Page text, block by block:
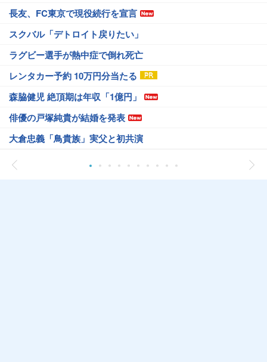
長友、FC東京で現役続行を宣言
スクバル「デトロイト戻りたい」
ラグビー選手が熱中症で倒れ死亡
レンタカー予約 10万円分当たる
森脇健児 絶頂期は年収「1億円」
俳優の戸塚純貴が結婚を発表
大倉忠義「鳥貴族」実父と初共演